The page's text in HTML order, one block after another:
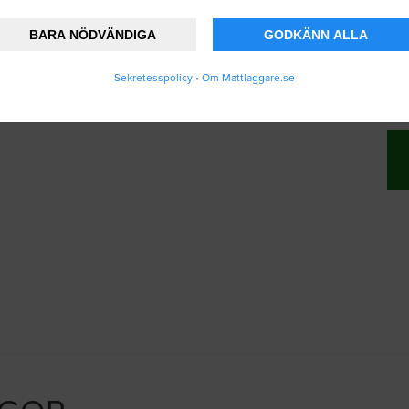
BARA NÖDVÄNDIGA GODKÄNN ALLA
Sekretesspolicy • Om Mattlaggare.se
att Mattlaggare.se lagrar och
.